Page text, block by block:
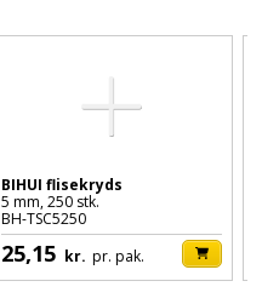
BIHUI flisekryds
5 mm, 250 stk.
BH-TSC5250
25,15 kr. pr. pak.